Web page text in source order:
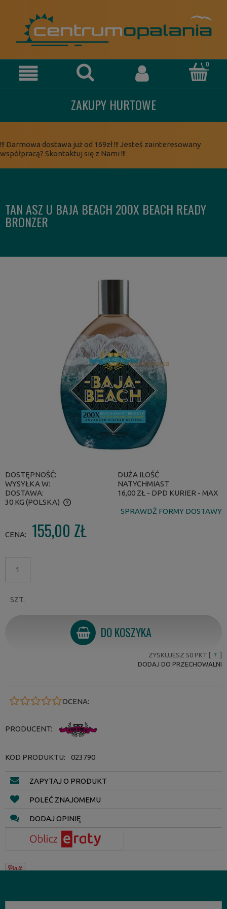
ZAKUPY HURTOWE
!!! Darmowa dostawa już od 169zł !!! Jesteś zainteresowany
współpracą? Skontaktuj się z Nami !!!
TAN ASZ U BAJA BEACH 200X BEACH READY
BRONZER
DOSTĘPNOŚĆ:
DUŻA ILOŚĆ
WYSYŁKA W:
NATYCHMIAST
DOSTAWA:
16,00 ZŁ - DPD KURIER - MAX
30 KG (POLSKA)
CENA NIE ZAWIERA EWENTUALNYCH KOSZTÓW PŁATNOŚCI
SPRAWDŹ FORMY DOSTAWY
CENA: 155,00 ZŁ
SZT.
DO KOSZYKA
ZYSKUJESZ 50 PKT [ ? ]
DODAJ DO PRZECHOWALNI
OCENA:
PRODUCENT:
KOD PRODUKTU: 023790
ZAPYTAJ O PRODUKT
POLEĆ ZNAJOMEMU
DODAJ OPINIĘ